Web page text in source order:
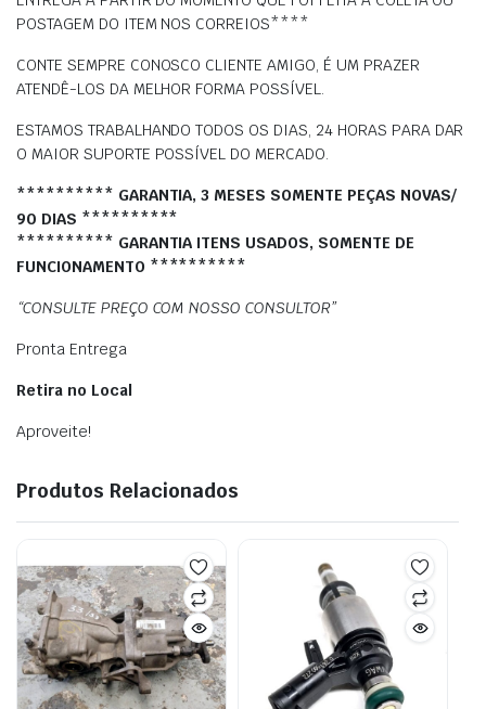
POSTAGEM DO ITEM NOS CORREIOS****
CONTE SEMPRE CONOSCO CLIENTE AMIGO, É UM PRAZER
ATENDÊ-LOS DA MELHOR FORMA POSSÍVEL.
ESTAMOS TRABALHANDO TODOS OS DIAS, 24 HORAS PARA DAR
O MAIOR SUPORTE POSSÍVEL DO MERCADO.
********** GARANTIA, 3 MESES SOMENTE PEÇAS NOVAS/
90 DIAS **********
********** GARANTIA ITENS USADOS, SOMENTE DE
FUNCIONAMENTO **********
“CONSULTE PREÇO COM NOSSO CONSULTOR”
Pronta Entrega
Retira no Local
Aproveite!
Produtos Relacionados